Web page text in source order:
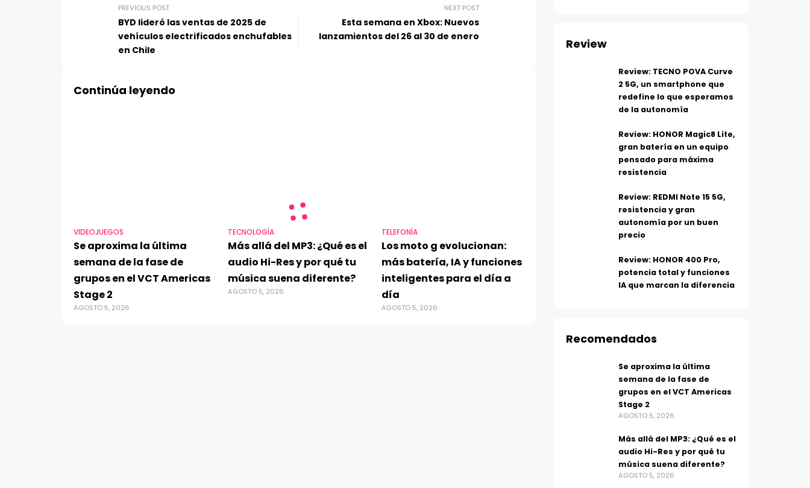
PREVIOUS POST
BYD lideró las ventas de 2025 de
vehículos electrificados enchufables
en Chile
NEXT POST
Esta semana en Xbox: Nuevos
lanzamientos del 26 al 30 de enero
Continúa leyendo
VIDEOJUEGOS
Se aproxima la última
semana de la fase de
grupos en el VCT Americas
Stage 2
AGOSTO 5, 2026
TECNOLOGÍA
Más allá del MP3: ¿Qué es el
audio Hi-Res y por qué tu
música suena diferente?
AGOSTO 5, 2026
TELEFONÍA
Los moto g evolucionan:
más batería, IA y funciones
inteligentes para el día a
día
AGOSTO 5, 2026
Review
Review: TECNO POVA Curve
2 5G, un smartphone que
redefine lo que esperamos
de la autonomía
Review: HONOR Magic8 Lite,
gran batería en un equipo
pensado para máxima
resistencia
Review: REDMI Note 15 5G,
resistencia y gran
autonomía por un buen
precio
Review: HONOR 400 Pro,
potencia total y funciones
IA que marcan la diferencia
Recomendados
Se aproxima la última
semana de la fase de
grupos en el VCT Americas
Stage 2
AGOSTO 5, 2026
Más allá del MP3: ¿Qué es el
audio Hi-Res y por qué tu
música suena diferente?
AGOSTO 5, 2026